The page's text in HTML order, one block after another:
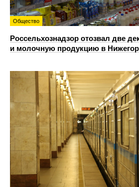
Общество
Россельхознадзор отозвал две
и молочную продукцию в